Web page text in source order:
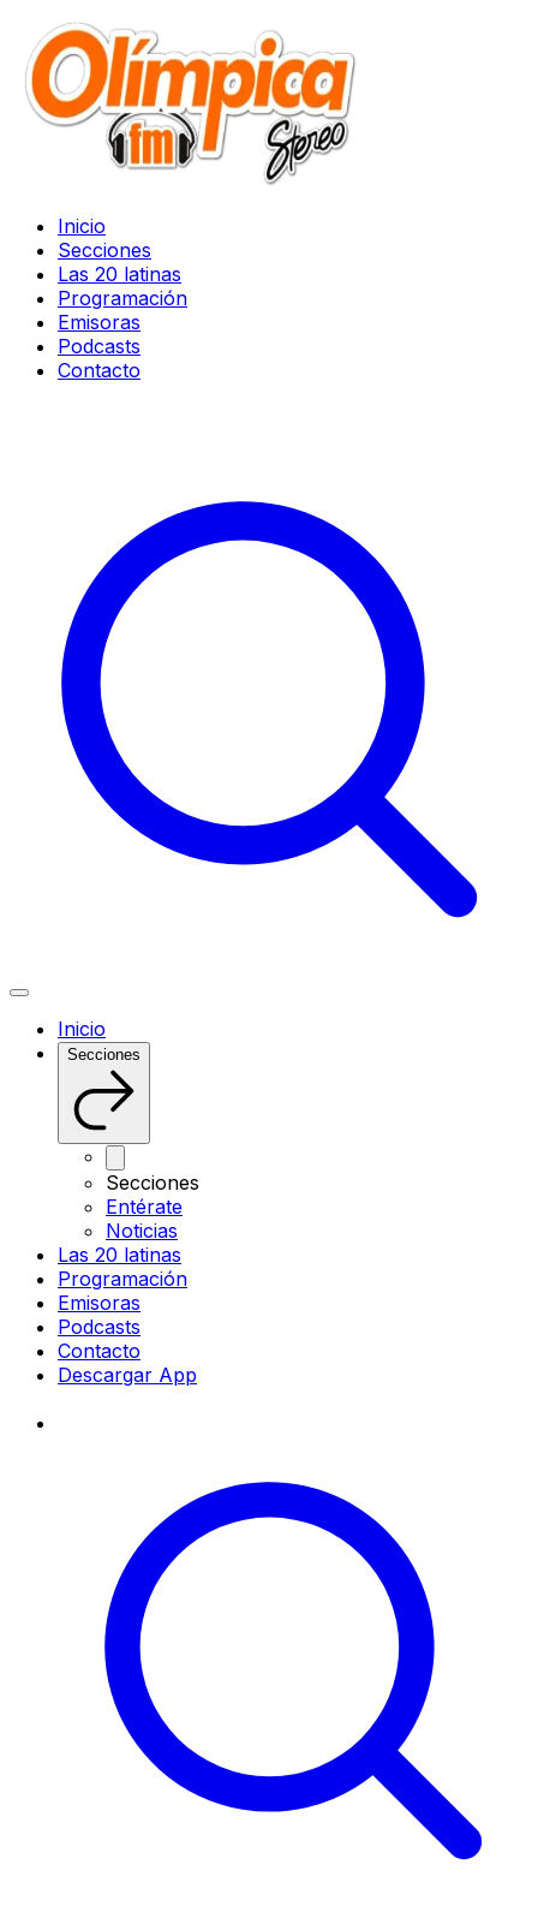
Inicio
Secciones
Las 20 latinas
Programación
Emisoras
Podcasts
Contacto
Inicio
Secciones
Secciones
Entérate
Noticias
Las 20 latinas
Programación
Emisoras
Podcasts
Contacto
Descargar App